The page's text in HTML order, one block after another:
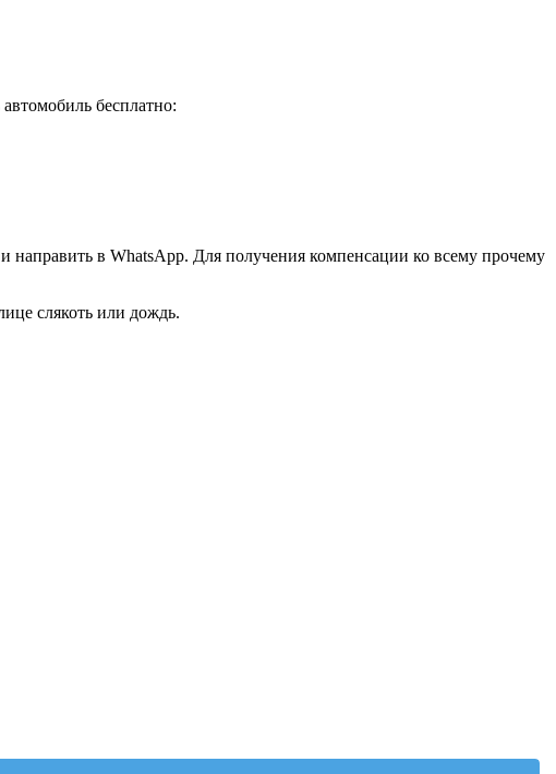
бесплатно:
направить в WhatsApp. Для получения компенсации ко всему прочему
слякоть или дождь.